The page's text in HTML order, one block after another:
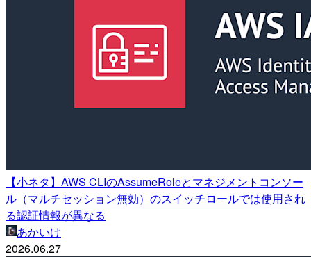
【小ネタ】AWS CLIのAssumeRoleとマネジメントコンソー
ル（マルチセッション無効）のスイッチロールでは使用され
る認証情報が異なる
あかいけ
2026.06.27